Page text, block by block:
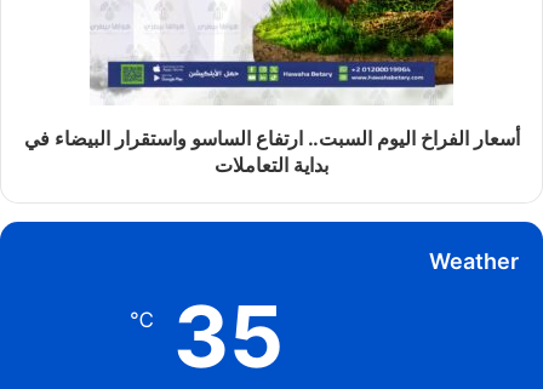
أسعار الفراخ اليوم السبت.. ارتفاع الساسو واستقرار البيضاء في
بداية التعاملات
Weather
35
℃